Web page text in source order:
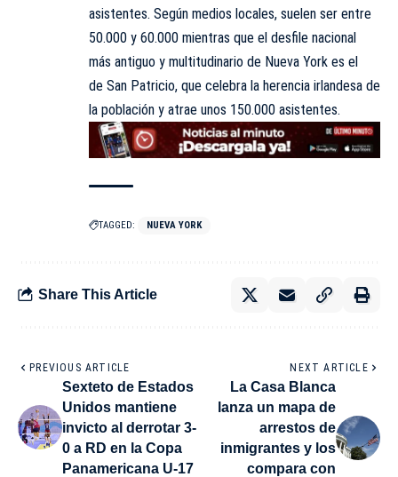
asistentes. Según medios locales, suelen ser entre
50.000 y 60.000 mientras que el desfile nacional
más antiguo y multitudinario de Nueva York es el
de San Patricio, que celebra la herencia irlandesa de
la población y atrae unos 150.000 asistentes.
TAGGED: NUEVA YORK
Share This Article
PREVIOUS ARTICLE
Sexteto de Estados
Unidos mantiene
invicto al derrotar 3-
0 a RD en la Copa
Panamericana U-17
NEXT ARTICLE
La Casa Blanca
lanza un mapa de
arrestos de
inmigrantes y los
compara con